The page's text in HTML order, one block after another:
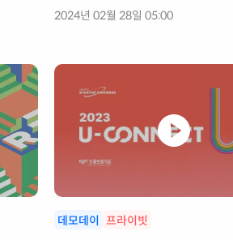
2024년 02월 28일 05:00
데모데이 프라이빗